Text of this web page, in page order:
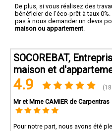
De plus, si vous réalisez des
bénéficier de l'éco-prêt à taux
pas à nous demander un devis
maison ou appartement
SOCOREBAT,
maison et
4.9
Mr et Mme CAMIER de Carpentras
Pour notre part, nous avons été